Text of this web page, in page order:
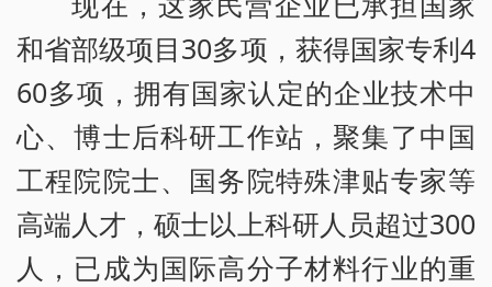
和省部级项目30多项，获得国家专利4
60多项，拥有国家认定的企业技术中
心、博士后科研工作站，聚集了中国
工程院院士、国务院特殊津贴专家等
高端人才，硕士以上科研人员超过300
人，已成为国际高分子材料行业的重